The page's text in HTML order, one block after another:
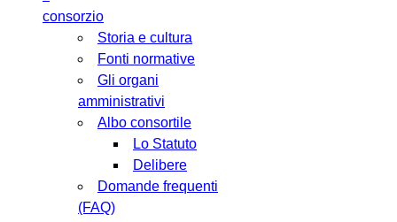
consorzio
Storia e cultura
Fonti normative
Gli organi
amministrativi
Albo consortile
Lo Statuto
Delibere
Domande frequenti
(FAQ)